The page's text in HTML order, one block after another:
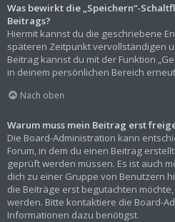
Was bewirkt die „Speichern“-
Beitrags?
Hiermit kannst du die geschriebene
späteren Zeitpunkt vervollständigen
Beitrag kannst du mit der Funktion
in deinem persönlichen Bereich
Nach oben
Warum muss mein Beitrag erst
Die Board-Administration kann
Forum, in dem du einen Beitrag
geprüft werden müssen. Es ist auch
dich zu einer Gruppe von Benutzern
die Beiträge erst begutachten
werden. Bitte kontaktiere die Board-
Informationen dazu benötigst.